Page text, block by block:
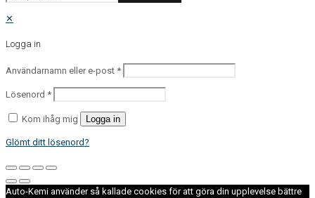
✕
Logga in
Användarnamn eller e-post *
Lösenord *
Kom ihåg mig Logga in
Glömt ditt lösenord?
Auto-Kemi använder så kallade cookies för att göra din upplevelse bättre